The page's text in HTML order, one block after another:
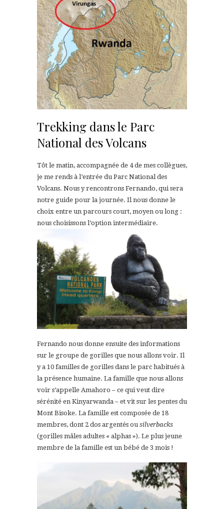
Trekking dans le Parc
National des Volcans
Tôt le matin, accompagnée de 4 de mes collègues,
je me rends à l’entrée du Parc National des
Volcans. Nous y rencontrons Fernando, qui sera
notre guide pour la journée. Il nous donne le
choix entre un parcours court, moyen ou long :
nous choisissons l’option intermédiaire.
Fernando nous donne ensuite des informations
sur le groupe de gorilles que nous allons voir. Il
y a 10 familles de gorilles dans le parc habitués à
la présence humaine. La famille que nous allons
voir s’appelle Amahoro – ce qui veut dire
sérénité en Kinyarwanda – et vit sur les pentes du
Mont Bisoke. La famille est composée de 18
membres, dont 2 dos argentés ou silverbacks
(gorilles mâles adultes « alphas »). Le plus jeune
membre de la famille est un bébé de 3 mois !